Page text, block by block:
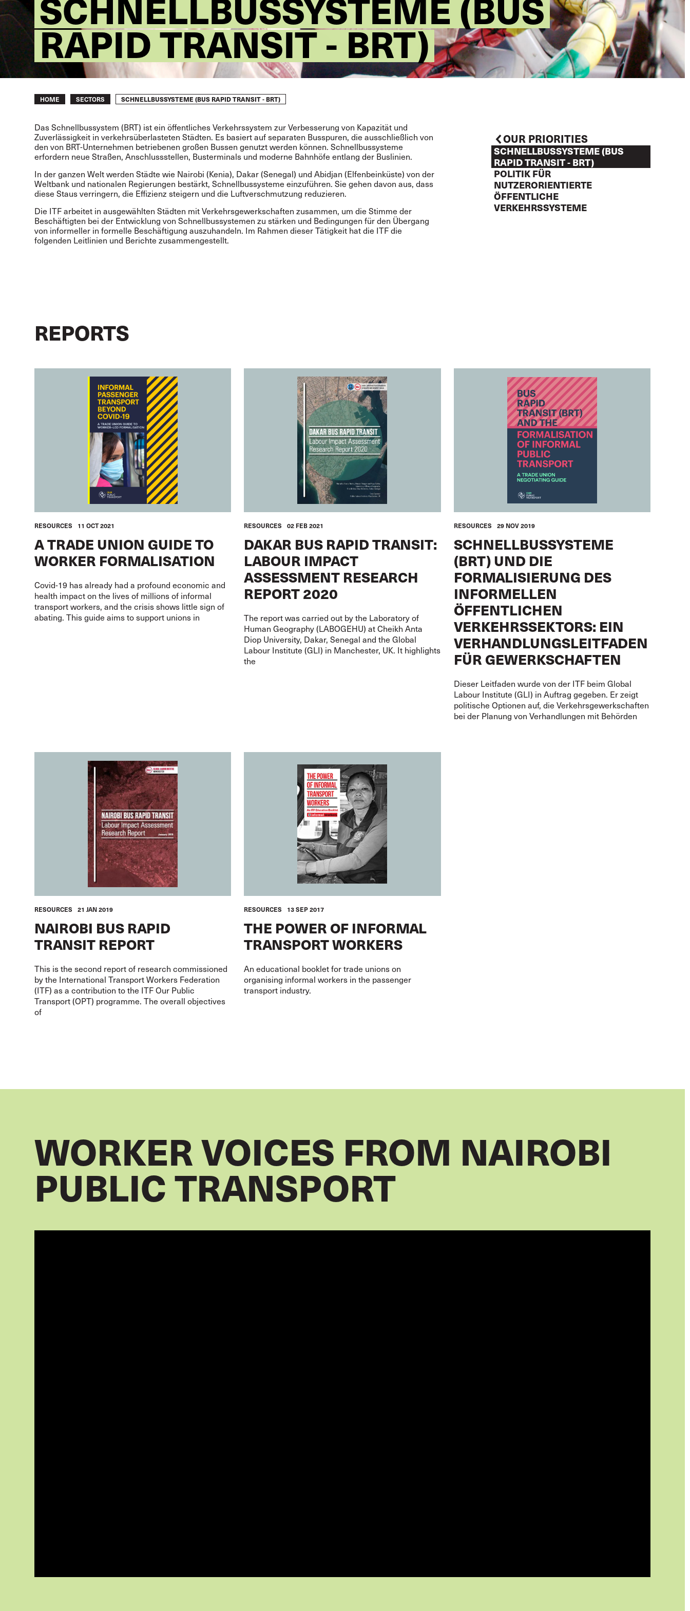
RAPID TRANSIT - BRT)
Breadcrumb
HOME SECTORS SCHNELLBUSSYSTEME (BUS RAPID TRANSIT - BRT)
OUR PRIORITIES
SCHNELLBUSSYSTEME (BUS
RAPID TRANSIT - BRT)
POLITIK FÜR
NUTZERORIENTIERTE
ÖFFENTLICHE
VERKEHRSSYSTEME
Das Schnellbussystem (BRT) ist ein öffentliches Verkehrssystem zur Verbesserung von Kapazität und
Zuverlässigkeit in verkehrsüberlasteten Städten. Es basiert auf separaten Busspuren, die ausschließlich von
den von BRT-Unternehmen betriebenen großen Bussen genutzt werden können. Schnellbussysteme
erfordern neue Straßen, Anschlussstellen, Busterminals und moderne Bahnhöfe entlang der Buslinien.
In der ganzen Welt werden Städte wie Nairobi (Kenia), Dakar (Senegal) und Abidjan (Elfenbeinküste) von der
Weltbank und nationalen Regierungen bestärkt, Schnellbussysteme einzuführen. Sie gehen davon aus, dass
diese Staus verringern, die Effizienz steigern und die Luftverschmutzung reduzieren.
Die ITF arbeitet in ausgewählten Städten mit Verkehrsgewerkschaften zusammen, um die Stimme der
Beschäftigten bei der Entwicklung von Schnellbussystemen zu stärken und Bedingungen für den Übergang
von informeller in formelle Beschäftigung auszuhandeln. Im Rahmen dieser Tätigkeit hat die ITF die
folgenden Leitlinien und Berichte zusammengestellt.
REPORTS
RESOURCES 11 OCT 2021
A TRADE UNION GUIDE TO
WORKER FORMALISATION
Covid-19 has already had a profound economic and
health impact on the lives of millions of informal
transport workers, and the crisis shows little sign of
abating. This guide aims to support unions in
RESOURCES 02 FEB 2021
DAKAR BUS RAPID TRANSIT:
LABOUR IMPACT
ASSESSMENT RESEARCH
REPORT 2020
The report was carried out by the Laboratory of
Human Geography (LABOGEHU) at Cheikh Anta
Diop University, Dakar, Senegal and the Global
Labour Institute (GLI) in Manchester, UK. It highlights
the
RESOURCES 29 NOV 2019
SCHNELLBUSSYSTEME
(BRT) UND DIE
FORMALISIERUNG DES
INFORMELLEN
ÖFFENTLICHEN
VERKEHRSSEKTORS: EIN
VERHANDLUNGSLEITFADEN
FÜR GEWERKSCHAFTEN
Dieser Leitfaden wurde von der ITF beim Global
Labour Institute (GLI) in Auftrag gegeben. Er zeigt
politische Optionen auf, die Verkehrsgewerkschaften
bei der Planung von Verhandlungen mit Behörden
RESOURCES 21 JAN 2019
NAIROBI BUS RAPID
TRANSIT REPORT
This is the second report of research commissioned
by the International Transport Workers Federation
(ITF) as a contribution to the ITF Our Public
Transport (OPT) programme. The overall objectives
of
RESOURCES 13 SEP 2017
THE POWER OF INFORMAL
TRANSPORT WORKERS
An educational booklet for trade unions on
organising informal workers in the passenger
transport industry.
WORKER VOICES FROM NAIROBI
PUBLIC TRANSPORT